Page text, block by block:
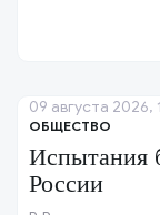
ОБЩЕСТВО
Испытания
России
09 августа 2026,